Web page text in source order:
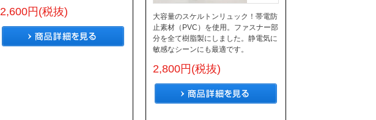
2,600円(税抜)
大容量のスケルトンリュック！帯電防
止素材（PVC）を使用。ファスナー部
分を全て樹脂製にしました。静電気に
敏感なシーンにも最適です。
2,800円(税抜)